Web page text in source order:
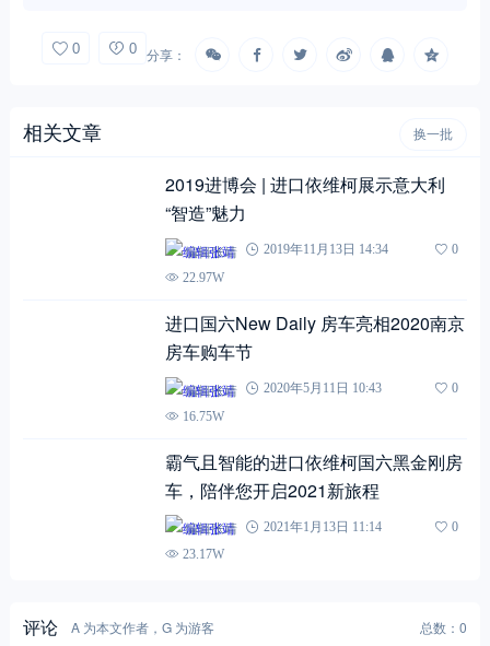
0 0 分享：
相关文章 换一批
2019进博会 | 进口依维柯展示意大利
“智造”魅力
编辑张靖 2019年11月13日 14:34
0
22.97W
进口国六New Daily 房车亮相2020南京
房车购车节
编辑张靖 2020年5月11日 10:43
0
16.75W
霸气且智能的进口依维柯国六黑金刚房
车，陪伴您开启2021新旅程
编辑张靖 2021年1月13日 11:14
0
23.17W
评论 A 为本文作者，G 为游客 总数：0